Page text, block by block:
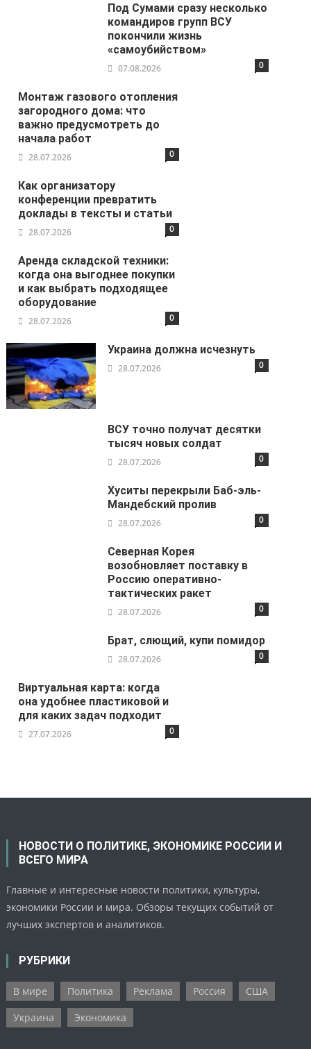
Под Сумами сразу несколько
командиров групп ВСУ
покончили жизнь
«самоубийством»
07.08.2026 0
Монтаж газового отопления
загородного дома: что
важно предусмотреть до
начала работ
28.07.2026 0
Как организатору
конференции превратить
доклады в тексты и статьи
28.07.2026 0
Аренда складской техники:
когда она выгоднее покупки
и как выбрать подходящее
оборудование
28.07.2026 0
Украина должна исчезнуть
28.07.2026 0
ВСУ точно получат десятки
тысяч новых солдат
28.07.2026 0
Хуситы перекрыли Баб-эль-
Мандебский пролив
28.07.2026 0
Северная Корея
возобновляет поставку в
Россию оперативно-
тактических ракет
28.07.2026 0
Брат, слющий, купи помидор
28.07.2026 0
Виртуальная карта: когда
она удобнее пластиковой и
для каких задач подходит
27.07.2026 0
НОВОСТИ О ПОЛИТИКЕ, ЭКОНОМИКЕ РОССИИ И
ВСЕГО МИРА
Главные и интересные новости политики, культуры,
экономики России и мира. Обзоры текущих событий от
лучших экспертов и аналитиков.
РУБРИКИ
В мире Политика Реклама Россия
США
Украина
Экономика